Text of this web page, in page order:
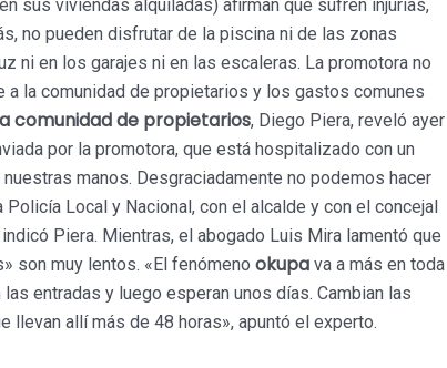
sus viviendas alquiladas) afirman que sufren injurias,
no pueden disfrutar de la piscina ni de las zonas
ni en los garajes ni en las escaleras. La promotora no
la comunidad de propietarios y los gastos comunes
comunidad de propietarios, Diego Piera, reveló ayer
por la promotora, que está hospitalizado con un
manos. Desgraciadamente no podemos hacer
Policía Local y Nacional, con el alcalde y con el concejal
Piera. Mientras, el abogado Luis Mira lamentó que
son muy lentos. «El fenómeno okupa va a más en toda
entradas y luego esperan unos días. Cambian las
llevan allí más de 48 horas», apuntó el experto.